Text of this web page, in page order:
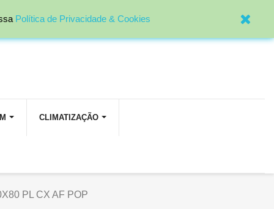
CLIMATIZAÇÃO
PL CX AF POP
Política de Privacidade & Cookies